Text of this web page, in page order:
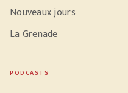
Nouveaux jours
La Grenade
PODCASTS